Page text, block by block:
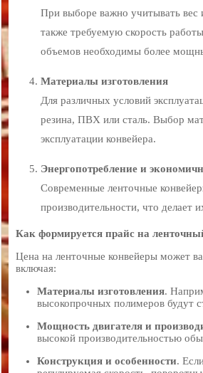
При выборе важно учитывать вес
также требуемую скорость
объемов необходимы более
Материалы изготовления
Для различных условий
резина, ПВХ или сталь. Выбор
эксплуатации конвейера.
Энергопотребление и
Современные ленточные
производительности, что
Как формируется прайс на
Цена на ленточные конвейеры может
включая:
Материалы изготовления.
высокопрочных полимеров будут
Мощность двигателя и
высокой производительностью
Конструкция и особенности.